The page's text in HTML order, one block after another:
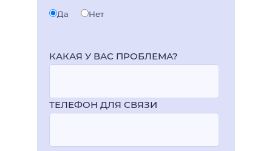
Да Нет
КАКАЯ У ВАС ПРОБЛЕМА?
ТЕЛЕФОН ДЛЯ СВЯЗИ